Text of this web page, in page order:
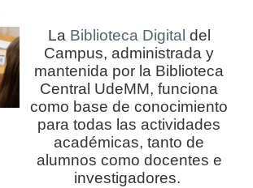
La Biblioteca Digital del
Campus, administrada y
mantenida por la Biblioteca
Central UdeMM, funciona
como base de conocimiento
para todas las actividades
académicas, tanto de
alumnos como docentes e
investigadores.